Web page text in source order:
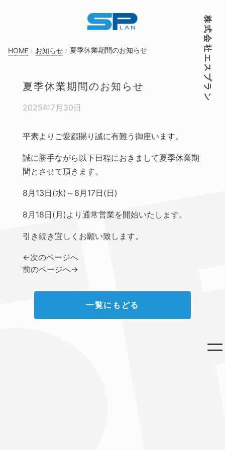
株式会社エスプラン
HOME お知らせ 夏季休業期間のお知らせ
夏季休業期間のお知らせ
2025年7月30日
平素よりご愛顧賜り誠に有難う御座います。
誠に勝手ながら以下日程におきまして夏季休業期
間とさせて頂きます。
8月13日(水)～8月17日(日)
8月18日(月)より通常営業を開始いたします。
引き続き宜しくお願い致します。
←次のページへ
前のページへ→
一覧にもどる